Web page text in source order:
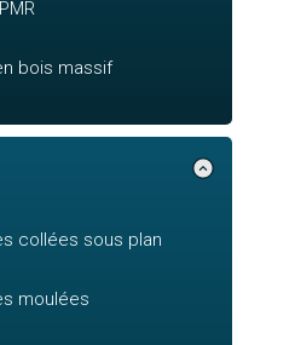
bois massif
collées sous plan
moulées